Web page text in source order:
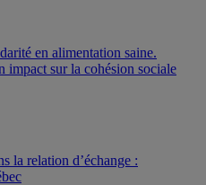
en alimentation saine.
impact sur la cohésion sociale
la relation d’échange :